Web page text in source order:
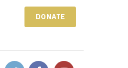
DONATE